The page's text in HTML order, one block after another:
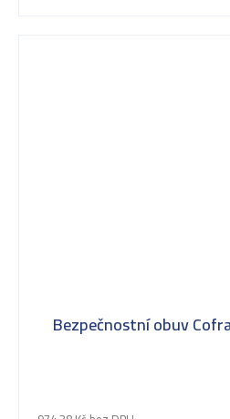
Bezpečnostní obuv
hodnocení